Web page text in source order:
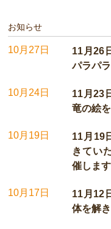
お知らせ
10月27日
11月26
パラパ
10月24日
11月23
竜の絵
10月19日
11月19
きてい
催します
10月17日
11月12
体を解